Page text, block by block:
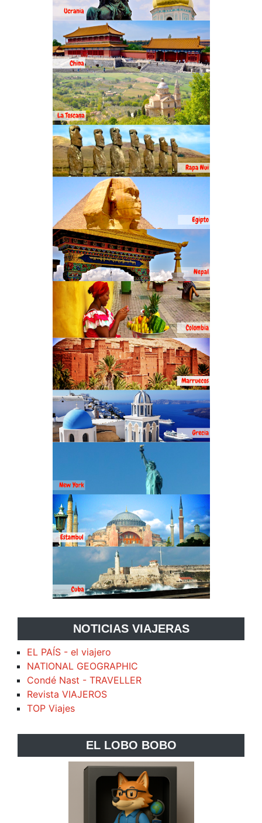
NOTICIAS VIAJERAS
EL PAÍS - el viajero
NATIONAL GEOGRAPHIC
Condé Nast - TRAVELLER
Revista VIAJEROS
TOP Viajes
EL LOBO BOBO